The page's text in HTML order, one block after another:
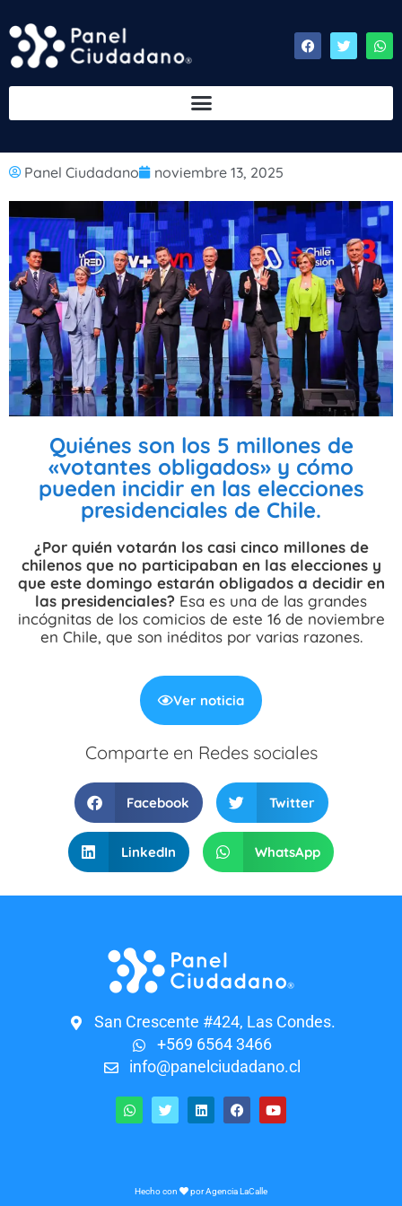
Panel Ciudadano noviembre 13, 2025
Quiénes son los 5 millones de
«votantes obligados» y cómo
pueden incidir en las elecciones
presidenciales de Chile.
¿Por quién votarán los casi cinco millones de
chilenos que no participaban en las elecciones y
que este domingo estarán obligados a decidir en
las presidenciales? Esa es una de las grandes
incógnitas de los comicios de este 16 de noviembre
en Chile, que son inéditos por varias razones.
Ver noticia
Comparte en Redes sociales
Facebook Twitter
LinkedIn WhatsApp
San Crescente #424, Las Condes.
+569 6564 3466
info@panelciudadano.cl
Hecho con porAgencia LaCalle